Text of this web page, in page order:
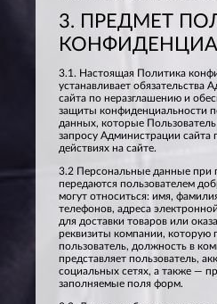
3. ПРЕДМЕТ
3.1. Настоящая Политика
устанавливает обязательства
сайта по неразглашению и
защиты конфиденциальности
данных, которые
запросу Администрации
действиях на сайте.
3.2 Персональные данные при
передаются пользователем
могут относиться: имя,
телефонов, адреса
для доставки товаров или
реквизиты компании, которую
пользователь, должность в
представляет пользователь,
социальных сетях, а также —
заполняемые поля форм.